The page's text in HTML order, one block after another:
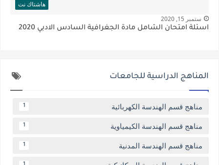
هاشتاك نت
ستمبر 15, 2020
اسئلة امتحان الشامل مادة الجغرافية السادس الادبي 2020
المناهج الدراسية للجامعات
مناهج قسم الهندسة الكهربائية 1
مناهج قسم الهندسة الكيمياوية 1
مناهج قسم الهندسة المدنية 1